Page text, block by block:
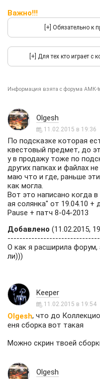
Важно!!!
Информация взята с форума АМК-
Olgesh
11.02.2015 в 19:36
По подсказке которая
квестовый предмет, до
у в продажу тоже по
других папках и файлах
маю что и где, раньше
как могла.
Вот это написано когда
ая солянка" от 19.04.10
Pause + патч 8-04-2013
Добавлено (11.02.2015,
О как я расширила
ли)))
Keeper
11.02.2015 в 19:54
Olgesh, что до
еня сборка вот такая
Можно скрин твоей
Olgesh